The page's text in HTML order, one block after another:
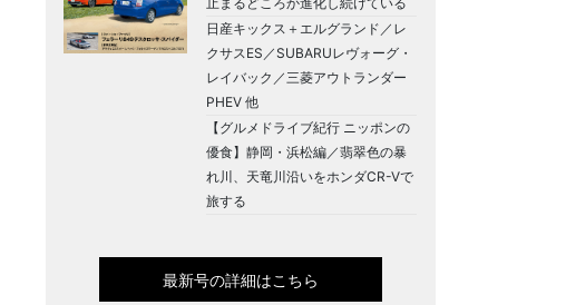
日産キックス＋エルグランド／レ
クサスES／SUBARUレヴォーグ・
レイバック／三菱アウトランダー
PHEV 他
【グルメドライブ紀行 ニッポンの
優食】静岡・浜松編／翡翠色の暴
れ川、天竜川沿いをホンダCR-Vで
旅する
最新号の詳細はこちら